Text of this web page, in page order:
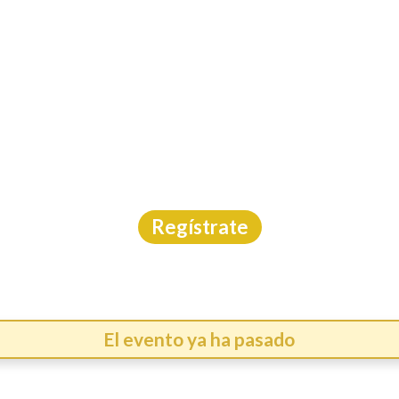
Regístrate
El evento ya ha pasado